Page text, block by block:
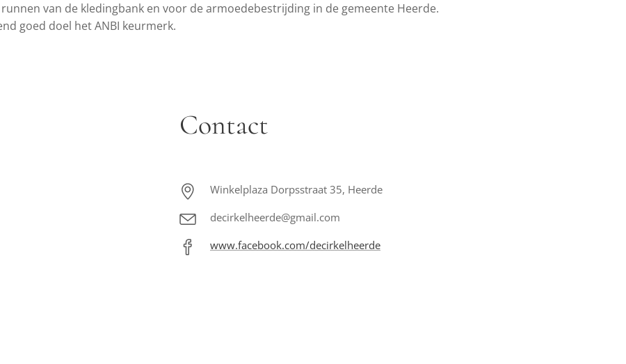
van de kledingbank en voor de armoedebestrijding in de gemeente Heerde.
goed doel het ANBI keurmerk.
Contact
Winkelplaza Dorpsstraat 35, Heerde
decirkelheerde@gmail.com
www.facebook.com/decirkelheerde